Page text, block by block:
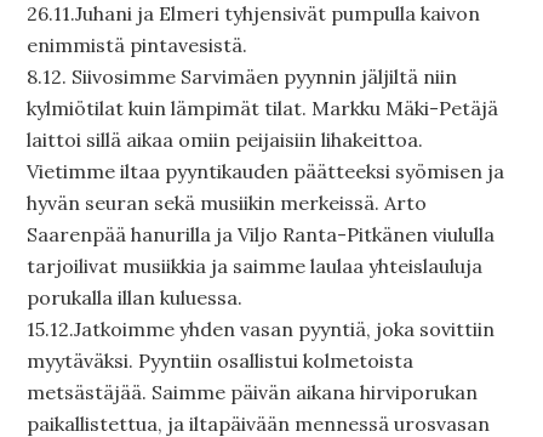
26.11.Juhani ja Elmeri tyhjensivät pumpulla kaivon
enimmistä pintavesistä.
8.12. Siivosimme Sarvimäen pyynnin jäljiltä niin
kylmiötilat kuin lämpimät tilat. Markku Mäki-Petäjä
laittoi sillä aikaa omiin peijaisiin lihakeittoa.
Vietimme iltaa pyyntikauden päätteeksi syömisen ja
hyvän seuran sekä musiikin merkeissä. Arto
Saarenpää hanurilla ja Viljo Ranta-Pitkänen viululla
tarjoilivat musiikkia ja saimme laulaa yhteislauluja
porukalla illan kuluessa.
15.12.Jatkoimme yhden vasan pyyntiä, joka sovittiin
myytäväksi. Pyyntiin osallistui kolmetoista
metsästäjää. Saimme päivän aikana hirviporukan
paikallistettua, ja iltapäivään mennessä urosvasan